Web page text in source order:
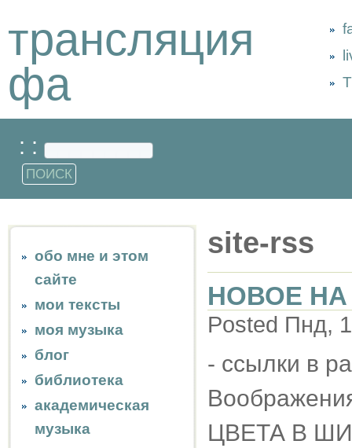
трансляция
фа
: :
обо мне и этом
сайте
мои тексты
моя музыка
блог
библиотека
академическая
музыка
site-rss
НОВОЕ НА
Posted Пнд,
- ссылки в
ЦВЕТА В